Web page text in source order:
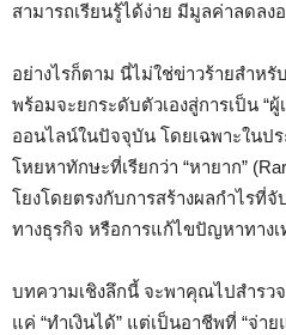
สามารถเรียนรู้ได้ง่าย มีมูลค่าลดลงอ
อย่างไรก็ตาม นี่ไม่ใช่ข่าวร้ายสำห
พร้อมจะยกระดับตัวเองสู่การเป็น “
ออนไลน์ในปัจจุบัน โดยเฉพาะในป
โหยหาทักษะที่เรียกว่า “หายาก”
โยงโดยตรงกับการสร้างผลกำไรที่
ทางธุรกิจ หรือการแก้ไขปัญหาทาง
บทความเชิงลึกนี้ จะพาคุณไปสำรว
แค่ “ทำเงินได้” แต่เป็นอาชีพที่ “จ่าย